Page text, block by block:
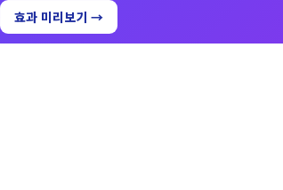
효과 미리보기 →